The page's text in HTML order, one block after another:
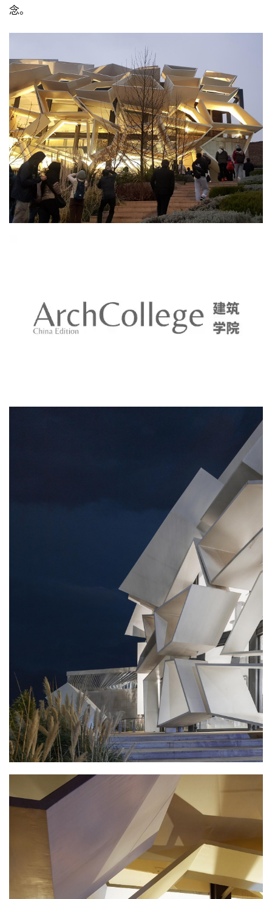
两座建筑的体量形态通过衰减和时空概念发生某种关
系。如果画廊的设计原则是收到周围体量影响的同时，
又饱含其特性，那么附近的展览馆则展示了外形相互影
响的开端，以定义衰减、倾斜、勒形和相互融合的概